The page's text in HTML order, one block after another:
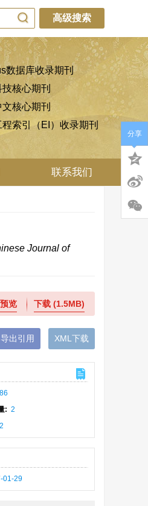
高级搜索
数据库收录期刊
核心期刊
核心期刊
程索引（EI）收录期刊
联系我们
Journal of
览 下载(1.5MB)
导出引用 XML下载
: 2
01-29
分享